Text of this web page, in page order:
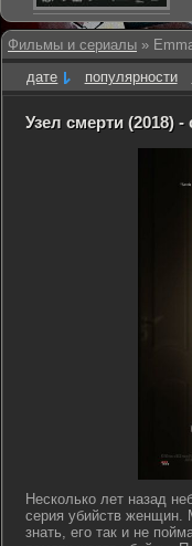
Фильмы и сериалы »
дате
популярности
Узел смерти (2018)
Несколько лет назад
серия убийств женщин.
знать, его так и не